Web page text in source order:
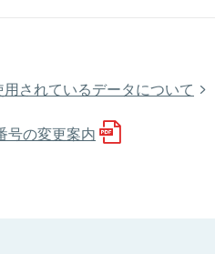
されているデータについて
号の変更案内